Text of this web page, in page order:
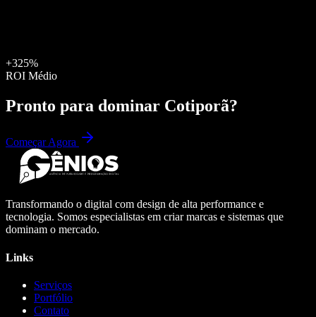
+325%
ROI Médio
Pronto para dominar Cotiporã?
Começar Agora
Transformando o digital com design de alta performance e
tecnologia. Somos especialistas em criar marcas e sistemas que
dominam o mercado.
Links
Serviços
Portfólio
Contato